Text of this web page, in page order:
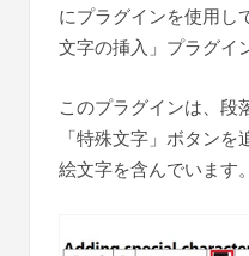
にプラグインを使用し
文字の挿入」プラグイ
このプラグインは、段
「特殊文字」ボタン
絵文字を含んでいます。